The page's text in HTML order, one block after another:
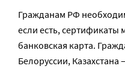
Гражданам РФ
если есть, сертификаты
банковская карта.
Белоруссии,